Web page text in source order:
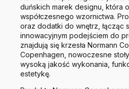
duńskich marek designu, która
współczesnego wzornictwa.
oraz dodatki do wnętrz, łącząc
innowacyjnym podejściem do
znajdują się krzesła Normann
Copenhagen, nowoczesne
wysoką jakość wykonania,
estetykę.